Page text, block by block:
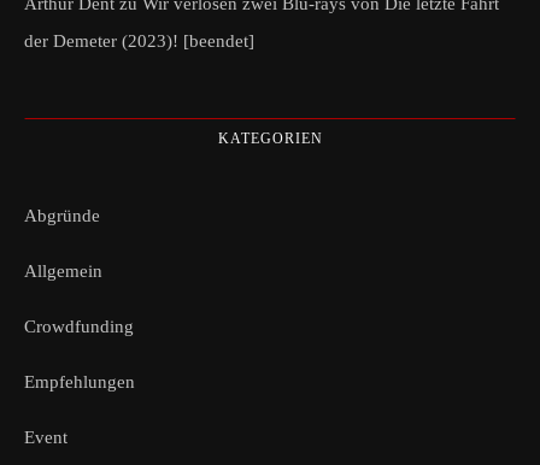
der Demeter (2023)! [beendet]
KATEGORIEN
Abgründe
Allgemein
Crowdfunding
Empfehlungen
Event